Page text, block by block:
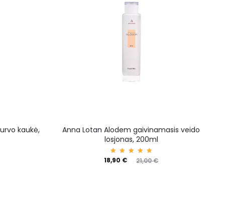
kaukė,
Anna Lotan Alodem gaivinamasis veido
losjonas, 200ml
Įvertin
imas:
21,00€
18,90 €